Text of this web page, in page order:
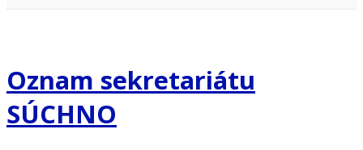
Oznam sekretariátu
SÚCHNO